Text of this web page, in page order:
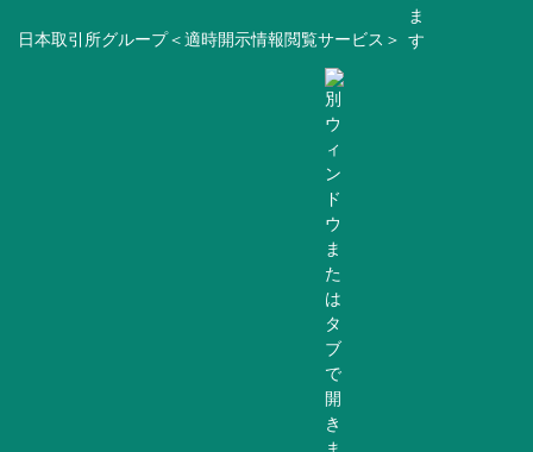
日本取引所グループ＜適時開示情報閲覧サービス＞